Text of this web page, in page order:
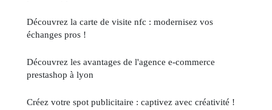
Découvrez la carte de visite nfc : modernisez vos
échanges pros !
Découvrez les avantages de l'agence e-commerce
prestashop à lyon
Créez votre spot publicitaire : captivez avec créativité !